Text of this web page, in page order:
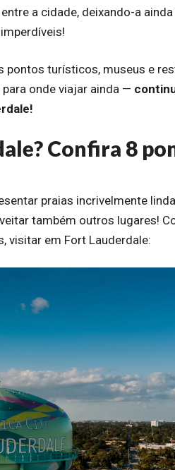
a cidade, deixando-a
pontos turísticos, museus e
onde viajar ainda —
Confira 8
praias incrivelmente
também outros lugares!
visitar em Fort Lauderdale: